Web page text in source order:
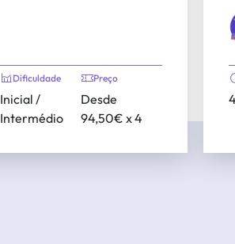
Dificuldade
Inicial /
Intermédio
Preço
Desde
94,50€ x 4